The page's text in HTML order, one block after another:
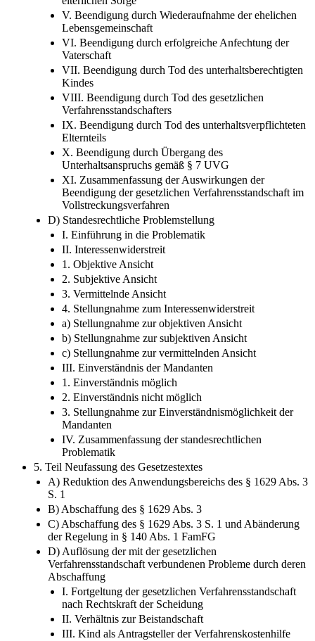
V. Beendigung durch Wiederaufnahme der ehelichen
Lebensgemeinschaft
VI. Beendigung durch erfolgreiche Anfechtung der
Vaterschaft
VII. Beendigung durch Tod des unterhaltsberechtigten
Kindes
VIII. Beendigung durch Tod des gesetzlichen
Verfahrensstandschafters
IX. Beendigung durch Tod des unterhaltsverpflichteten
Elternteils
X. Beendigung durch Übergang des
Unterhaltsanspruchs gemäß § 7 UVG
XI. Zusammenfassung der Auswirkungen der
Beendigung der gesetzlichen Verfahrensstandschaft im
Vollstreckungsverfahren
D) Standesrechtliche Problemstellung
I. Einführung in die Problematik
II. Interessenwiderstreit
1. Objektive Ansicht
2. Subjektive Ansicht
3. Vermittelnde Ansicht
4. Stellungnahme zum Interessenwiderstreit
a) Stellungnahme zur objektiven Ansicht
b) Stellungnahme zur subjektiven Ansicht
c) Stellungnahme zur vermittelnden Ansicht
III. Einverständnis der Mandanten
1. Einverständnis möglich
2. Einverständnis nicht möglich
3. Stellungnahme zur Einverständnismöglichkeit der
Mandanten
IV. Zusammenfassung der standesrechtlichen
Problematik
5. Teil Neufassung des Gesetzestextes
A) Reduktion des Anwendungsbereichs des § 1629 Abs. 3
S. 1
B) Abschaffung des § 1629 Abs. 3
C) Abschaffung des § 1629 Abs. 3 S. 1 und Abänderung
der Regelung in § 140 Abs. 1 FamFG
D) Auflösung der mit der gesetzlichen
Verfahrensstandschaft verbundenen Probleme durch deren
Abschaffung
I. Fortgeltung der gesetzlichen Verfahrensstandschaft
nach Rechtskraft der Scheidung
II. Verhältnis zur Beistandschaft
III. Kind als Antragsteller der Verfahrenskostenhilfe